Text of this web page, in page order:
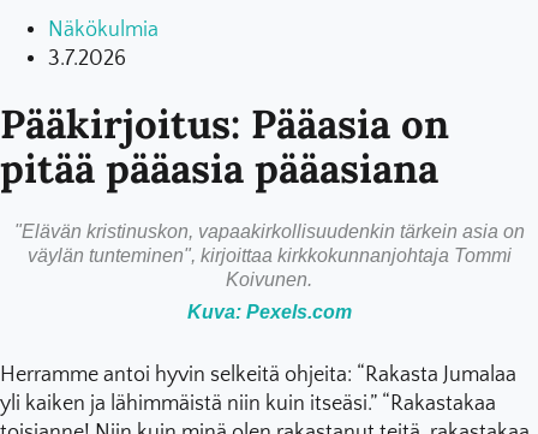
Näkökulmia
3.7.2026
Pääkirjoitus: Pääasia on
pitää pääasia pääasiana
"Elävän kristinuskon, vapaakirkollisuudenkin tärkein asia on
väylän tunteminen", kirjoittaa kirkkokunnanjohtaja Tommi
Koivunen.
Kuva: Pexels.com
Herramme antoi hyvin selkeitä ohjeita: “Rakasta Jumalaa
yli kaiken ja lähimmäistä niin kuin itseäsi.” “Rakastakaa